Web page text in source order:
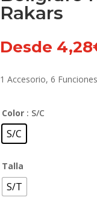
Rakars
Desde 4,28
1 Accesorio, 6 Funciones
Color : S/C
S/C
Talla
S/T